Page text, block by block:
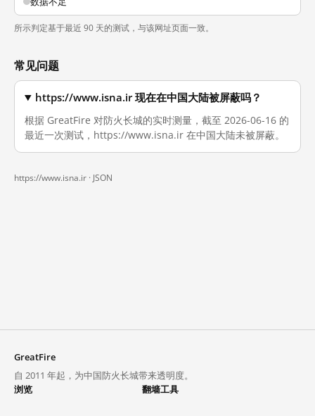
所示判定基于最近 90 天的测试，与该网址页面一致。
常见问题
https://www.isna.ir 现在在中国大陆被屏蔽吗？
根据 GreatFire 对防火长城的实时测量，截至 2026-06-16 的
最近一次测试，https://www.isna.ir 在中国大陆未被屏蔽。
https://www.isna.ir · JSON
GreatFire
自 2011 年起，为中国防火长城带来透明度。
浏览
翻墙工具